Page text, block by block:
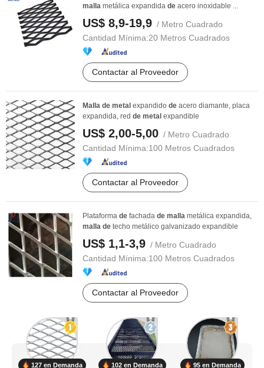
malla metálica expandida de acero inoxidable ...
US$ 8,9-19,9 / Metro Cuadrado
Cantidad Mínima:20 Metros Cuadrados
Contactar al Proveedor
Malla de metal expandido de acero diamante, placa
expandida, red de metal expandible
US$ 2,00-5,00 / Metro Cuadrado
Cantidad Mínima:100 Metros Cuadrados
Contactar al Proveedor
Plataforma de fachada de malla metálica expandida,
malla de techo metálico galvanizado expandible
US$ 1,1-3,9 / Metro Cuadrado
Cantidad Mínima:100 Metros Cuadrados
Contactar al Proveedor
127 en Demanda 102 en Demanda 95 en Demanda